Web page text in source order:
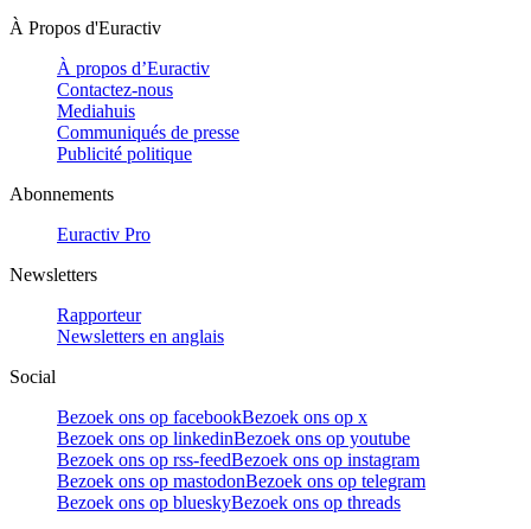
À Propos d'Euractiv
À propos d’Euractiv
Contactez-nous
Mediahuis
Communiqués de presse
Publicité politique
Abonnements
Euractiv Pro
Newsletters
Rapporteur
Newsletters en anglais
Social
Bezoek ons op facebookBezoek ons op x
Bezoek ons op linkedinBezoek ons op youtube
Bezoek ons op rss-feedBezoek ons op instagram
Bezoek ons op mastodonBezoek ons op telegram
Bezoek ons op blueskyBezoek ons op threads